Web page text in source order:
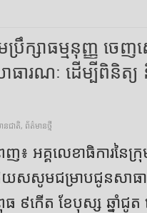
មប្រឹក្សាធម្មនុញ្ញ ច
សាធារណៈ ដើម្បីពិនិ
នជាតិ, ព័ត៌មានថ្មី
េញ៖ អគ្គលេខាធិការនៃក្
យសសូមជម្រាបជូនសាធ
ពុធ ៩កើត ខែបុស្ស ឆ្ន